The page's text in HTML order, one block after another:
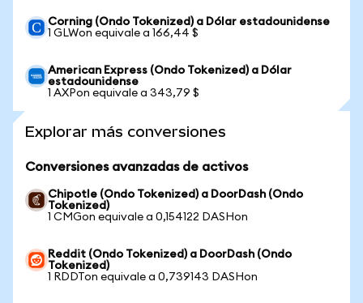
Corning (Ondo Tokenized) a Dólar estadounidense
1 GLWon equivale a 166,44 $
American Express (Ondo Tokenized) a Dólar
estadounidense
1 AXPon equivale a 343,79 $
Explorar más conversiones
Conversiones avanzadas de activos
Chipotle (Ondo Tokenized) a DoorDash (Ondo
Tokenized)
1 CMGon equivale a 0,154122 DASHon
Reddit (Ondo Tokenized) a DoorDash (Ondo
Tokenized)
1 RDDTon equivale a 0,739143 DASHon